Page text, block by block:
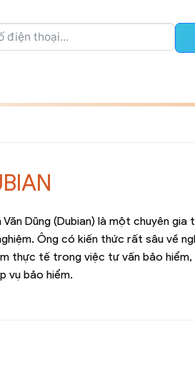
Văn Dũng (Dubian) là một chuyên
Ông có kiến thức rất sâu về
thực tế trong việc tư vấn bảo
vụ bảo hiểm.